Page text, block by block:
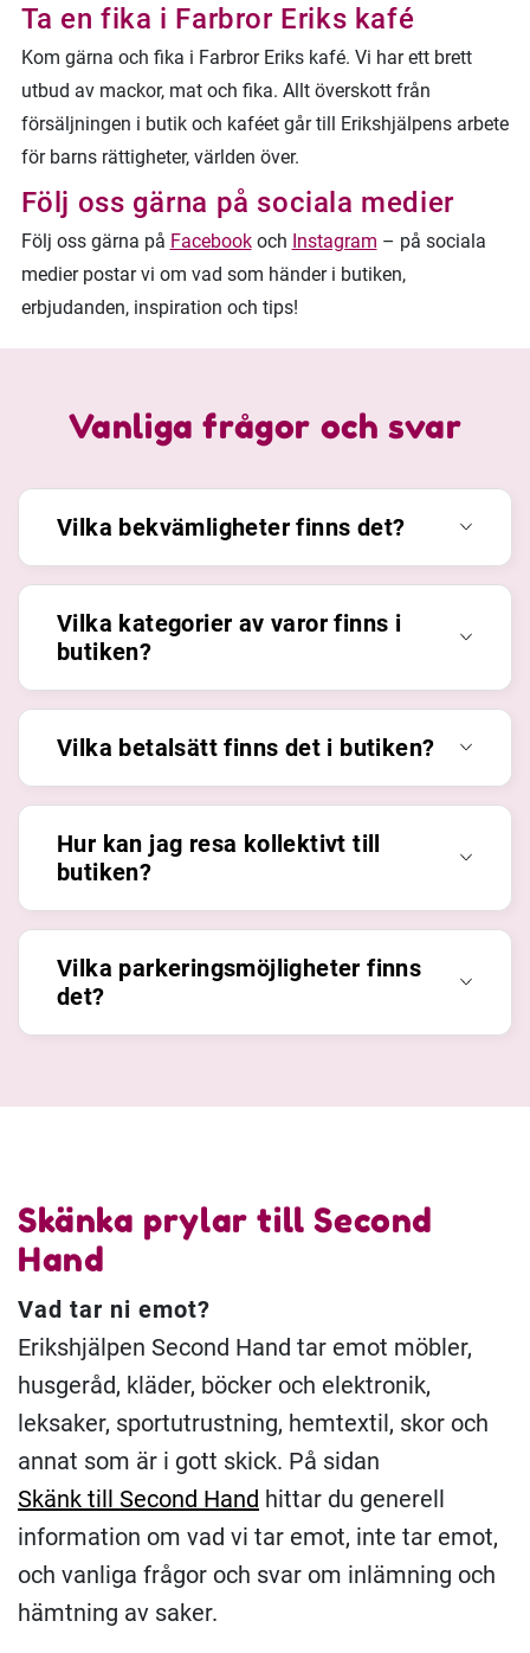
Ta en fika i Farbror Eriks kafé
Kom gärna och fika i Farbror Eriks kafé. Vi har ett brett
utbud av mackor, mat och fika. Allt överskott från
försäljningen i butik och kaféet går till Erikshjälpens arbete
för barns rättigheter, världen över.
Följ oss gärna på sociala medier
Följ oss gärna på Facebookoch Instagram – på sociala
medier postar vi om vad som händer i butiken,
erbjudanden, inspiration och tips!
Vanliga frågor och svar
Vilka bekvämligheter finns det?
Vilka kategorier av varor finns i
butiken?
Vilka betalsätt finns det i butiken?
Hur kan jag resa kollektivt till
butiken?
Vilka parkeringsmöjligheter finns
det?
Skänka prylar till Second
Hand
Vad tar ni emot?
Erikshjälpen Second Hand tar emot möbler,
husgeråd, kläder, böcker och elektronik,
leksaker, sportutrustning, hemtextil, skor och
annat som är i gott skick. På sidan
Skänk till Second Hand hittar du generell
information om vad vi tar emot, inte tar emot,
och vanliga frågor och svar om inlämning och
hämtning av saker.